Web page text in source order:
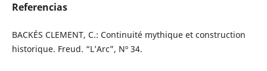
Referencias
BACKÉS CLEMENT, C.: Continuité mythique et construction
historique. Freud. “L’Arc”, Nº 34.